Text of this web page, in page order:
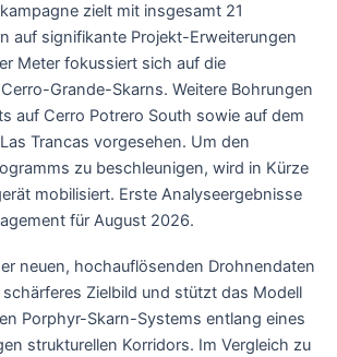
zielt mit insgesamt 21
auf signifikante Projekt-Erweiterungen
Meter fokussiert sich auf die
Grande-Skarns. Weitere Bohrungen
auf Cerro Potrero South sowie auf dem
Trancas vorgesehen. Um den
zu beschleunigen, wird in Kürze
mobilisiert. Erste Analyseergebnisse
für August 2026.
neuen, hochauflösenden Drohnendaten
Zielbild und stützt das Modell
Porphyr-Skarn-Systems entlang eines
strukturellen Korridors. Im Vergleich zu